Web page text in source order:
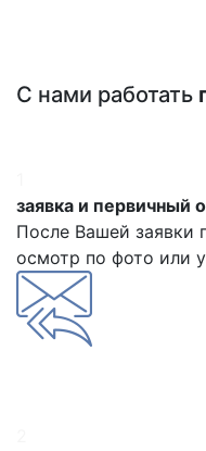
С нами работать
заявка и первичный
После Вашей заявки
осмотр по фото или